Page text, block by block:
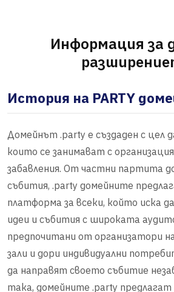
Информация за
История на PARTY
Домейнът .party е създаден с цел
които се занимават с
забавления. От частни партита
събития, .party домейните
платформа за всеки, който иска
идеи и събития с широката
предпочитани от организатори
зали и дори индивидуални
да направят своето събитие
така, домейните .party предлагат